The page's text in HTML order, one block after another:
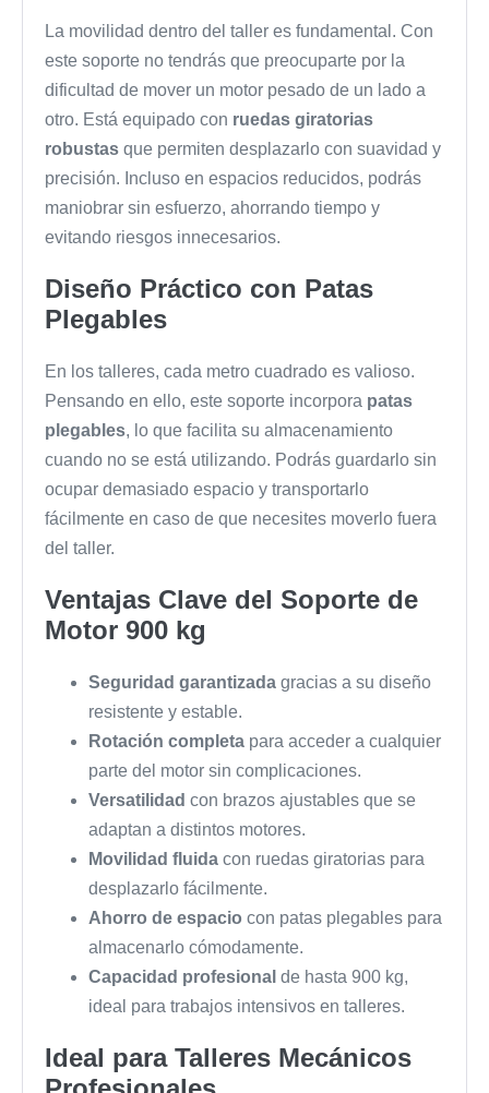
La movilidad dentro del taller es fundamental. Con
este soporte no tendrás que preocuparte por la
dificultad de mover un motor pesado de un lado a
otro. Está equipado con ruedas giratorias
robustas que permiten desplazarlo con suavidad y
precisión. Incluso en espacios reducidos, podrás
maniobrar sin esfuerzo, ahorrando tiempo y
evitando riesgos innecesarios.
Diseño Práctico con Patas
Plegables
En los talleres, cada metro cuadrado es valioso.
Pensando en ello, este soporte incorpora patas
plegables, lo que facilita su almacenamiento
cuando no se está utilizando. Podrás guardarlo sin
ocupar demasiado espacio y transportarlo
fácilmente en caso de que necesites moverlo fuera
del taller.
Ventajas Clave del Soporte de
Motor 900 kg
Seguridad garantizada gracias a su diseño
resistente y estable.
Rotación completa para acceder a cualquier
parte del motor sin complicaciones.
Versatilidad con brazos ajustables que se
adaptan a distintos motores.
Movilidad fluida con ruedas giratorias para
desplazarlo fácilmente.
Ahorro de espacio con patas plegables para
almacenarlo cómodamente.
Capacidad profesional de hasta 900 kg,
ideal para trabajos intensivos en talleres.
Ideal para Talleres Mecánicos